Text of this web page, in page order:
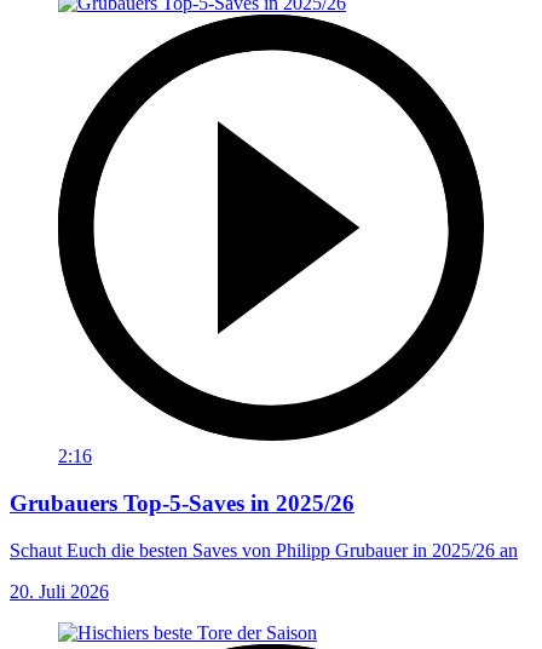
2:16
Grubauers Top-5-Saves in 2025/26
Schaut Euch die besten Saves von Philipp Grubauer in 2025/26 an
20. Juli 2026